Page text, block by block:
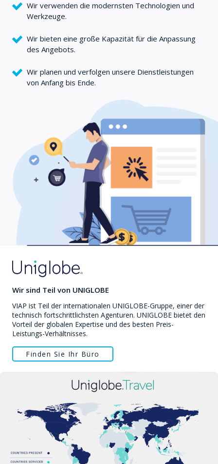
Wir verwenden die modernsten Technologien und
Werkzeuge.
Wir bieten eine große Kapazität für die Anpassung
des Angebots.
Wir planen und verfolgen unsere Dienstleistungen
von Anfang bis Ende.
Wir sind Teil von UNIGLOBE
VIAP ist Teil der internationalen UNIGLOBE-Gruppe, einer der
technisch fortschrittlichsten Agenturen. UNIGLOBE bietet den
Vorteil der globalen Expertise und des besten Preis-
Leistungs-Verhältnisses.
Finden Sie Ihr Büro